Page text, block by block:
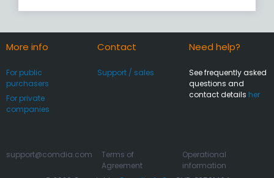
More info
For public
purchasers
For private
companies
Contact
Support / sales
Need help?
See frequently asked
questions and
contact details her
support@comdia.com
Terms of
Agreement
Operational
information